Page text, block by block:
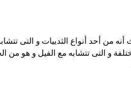
و التى تتشابه مع الفيل و هو من